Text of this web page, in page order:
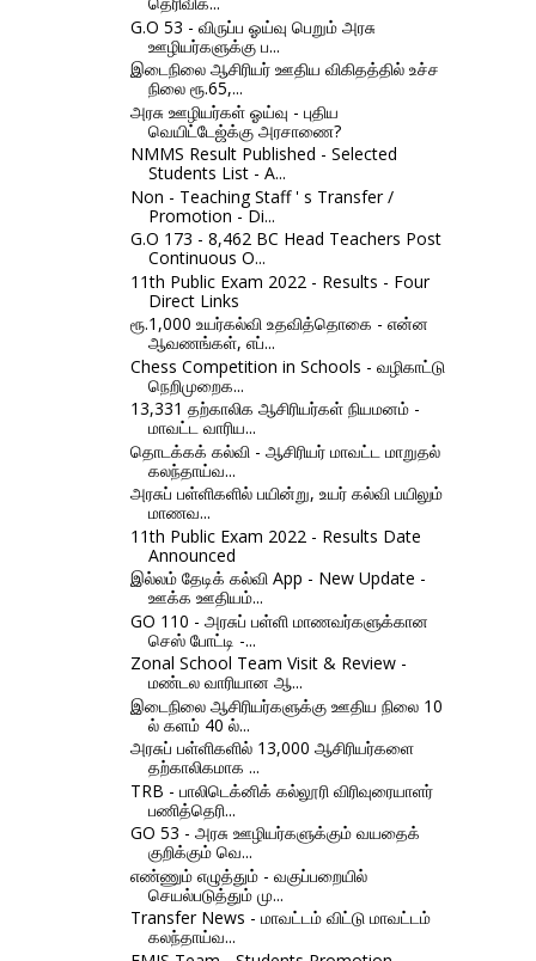
G.O 53 - விருப்ப ஓய்வு பெறும் அரசு
ஊழியர்களுக்கு ப...
இடைநிலை ஆசிரியர் ஊதிய விகிதத்தில் உச்ச
நிலை ரூ.65,...
அரசு ஊழியர்கள் ஓய்வு - புதிய
வெயிட்டேஜ்க்கு அரசாணை?
NMMS Result Published - Selected
Students List - A...
Non - Teaching Staff ' s Transfer /
Promotion - Di...
G.O 173 - 8,462 BC Head Teachers Post
Continuous O...
11th Public Exam 2022 - Results - Four
Direct Links
ரூ.1,000 உயர்கல்வி உதவித்தொகை - என்ன
ஆவணங்கள், எப்...
Chess Competition in Schools - வழிகாட்டு
நெறிமுறைக...
13,331 தற்காலிக ஆசிரியர்கள் நியமனம் -
மாவட்ட வாரிய...
தொடக்கக் கல்வி - ஆசிரியர் மாவட்ட மாறுதல்
கலந்தாய்வ...
அரசுப் பள்ளிகளில் பயின்று, உயர் கல்வி பயிலும்
மாணவ...
11th Public Exam 2022 - Results Date
Announced
இல்லம் தேடிக் கல்வி App - New Update -
ஊக்க ஊதியம்...
GO 110 - அரசுப் பள்ளி மாணவர்களுக்கான
செஸ் போட்டி -...
Zonal School Team Visit & Review -
மண்டல வாரியான ஆ...
இடைநிலை ஆசிரியர்களுக்கு ஊதிய நிலை 10
ல் களம் 40 ல்...
அரசுப் பள்ளிகளில் 13,000 ஆசிரியர்களை
தற்காலிகமாக ...
TRB - பாலிடெக்னிக் கல்லூரி விரிவுரையாளர்
பணித்தெரி...
GO 53 - அரசு ஊழியர்களுக்கும் வயதைக்
குறிக்கும் வெ...
எண்ணும் எழுத்தும் - வகுப்பறையில்
செயல்படுத்தும் மு...
Transfer News - மாவட்டம் விட்டு மாவட்டம்
கலந்தாய்வ...